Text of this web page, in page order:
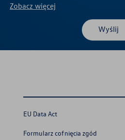
Zobacz więcej
Wyślij
EU Data Act
Formularz cofnięcia zgód